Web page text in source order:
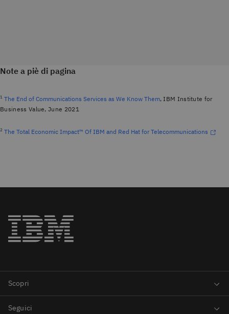
Note a piè di pagina
1 The End of Communications Services as We Know Them, IBM Institute for
Business Value, June 2021
2 The Total Economic Impact™ Of IBM and Red Hat for Telecommunications